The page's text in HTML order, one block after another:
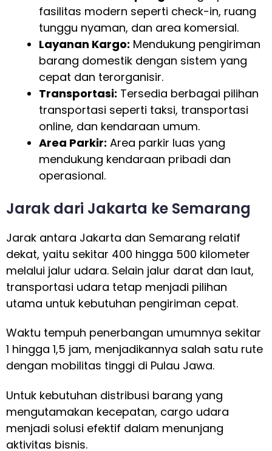
fasilitas modern seperti check-in, ruang
tunggu nyaman, dan area komersial.
Layanan Kargo: Mendukung pengiriman
barang domestik dengan sistem yang
cepat dan terorganisir.
Transportasi: Tersedia berbagai pilihan
transportasi seperti taksi, transportasi
online, dan kendaraan umum.
Area Parkir: Area parkir luas yang
mendukung kendaraan pribadi dan
operasional.
Jarak dari Jakarta ke Semarang
Jarak antara Jakarta dan Semarang relatif
dekat, yaitu sekitar 400 hingga 500 kilometer
melalui jalur udara. Selain jalur darat dan laut,
transportasi udara tetap menjadi pilihan
utama untuk kebutuhan pengiriman cepat.
Waktu tempuh penerbangan umumnya sekitar
1 hingga 1,5 jam, menjadikannya salah satu rute
dengan mobilitas tinggi di Pulau Jawa.
Untuk kebutuhan distribusi barang yang
mengutamakan kecepatan, cargo udara
menjadi solusi efektif dalam menunjang
aktivitas bisnis.